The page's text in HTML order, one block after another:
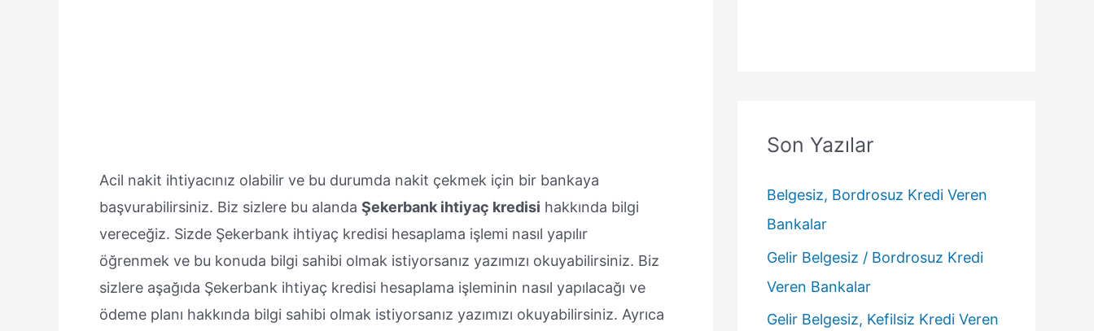
Acil nakit ihtiyacınız olabilir ve bu durumda nakit çekmek için bir bankaya
başvurabilirsiniz. Biz sizlere bu alanda Şekerbank ihtiyaç kredisi hakkında bilgi
vereceğiz. Sizde Şekerbank ihtiyaç kredisi hesaplama işlemi nasıl yapılır
öğrenmek ve bu konuda bilgi sahibi olmak istiyorsanız yazımızı okuyabilirsiniz. Biz
sizlere aşağıda Şekerbank ihtiyaç kredisi hesaplama işleminin nasıl yapılacağı ve
ödeme planı hakkında bilgi sahibi olmak istiyorsanız yazımızı okuyabilirsiniz. Ayrıca
Son Yazılar
Belgesiz, Bordrosuz Kredi Veren
Bankalar
Gelir Belgesiz / Bordrosuz Kredi
Veren Bankalar
Gelir Belgesiz, Kefilsiz Kredi Veren